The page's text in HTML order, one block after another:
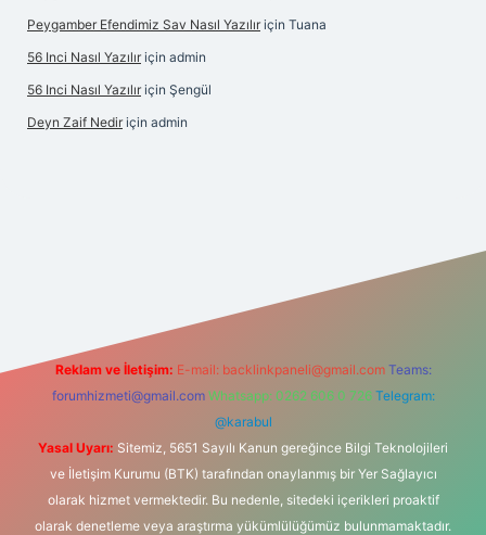
Peygamber Efendimiz Sav Nasıl Yazılır için Tuana
56 Inci Nasıl Yazılır için admin
56 Inci Nasıl Yazılır için Şengül
Deyn Zaif Nedir için admin
Reklam ve İletişim: E-mail: backlinkpaneli@gmail.com Teams:
forumhizmeti@gmail.com Whatsapp: 0262 606 0 726 Telegram:
@karabul
Yasal Uyarı: Sitemiz, 5651 Sayılı Kanun gereğince Bilgi Teknolojileri
ve İletişim Kurumu (BTK) tarafından onaylanmış bir Yer Sağlayıcı
olarak hizmet vermektedir. Bu nedenle, sitedeki içerikleri proaktif
olarak denetleme veya araştırma yükümlülüğümüz bulunmamaktadır.